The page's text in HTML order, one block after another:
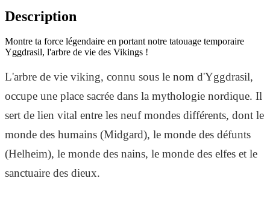
Description
Montre ta force légendaire en portant notre tatouage temporaire
Yggdrasil, l'arbre de vie des Vikings !
L'arbre de vie viking, connu sous le nom d'Yggdrasil,
occupe une place sacrée dans la mythologie nordique. Il
sert de lien vital entre les neuf mondes différents, dont le
monde des humains (Midgard), le monde des défunts
(Helheim), le monde des nains, le monde des elfes et le
sanctuaire des dieux.